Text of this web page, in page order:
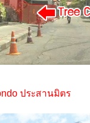
ประสานมิตร